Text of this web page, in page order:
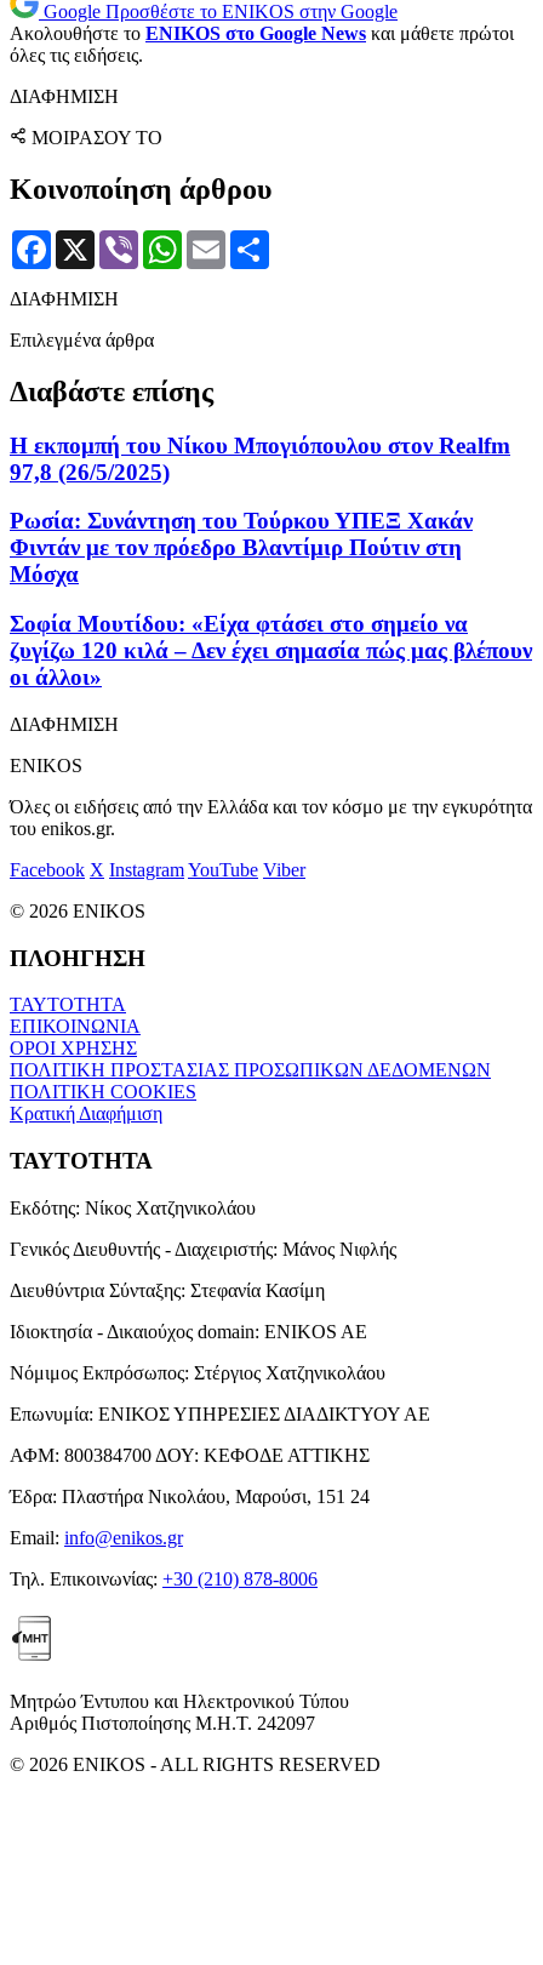
Google Προσθέστε το ENIKOS στην Google
Ακολουθήστε το ENIKOS στο Google News και μάθετε πρώτοι
όλες τις ειδήσεις.
ΔΙΑΦΗΜΙΣΗ
ΜΟΙΡΑΣΟΥ ΤΟ
Κοινοποίηση άρθρου
Facebook
X Viber WhatsApp
Email
ΔΙΑΦΗΜΙΣΗ
Επιλεγμένα άρθρα
Διαβάστε επίσης
Η εκπομπή τoυ Νίκου Μπογιόπουλου στον Realfm
97,8 (26/5/2025)
Ρωσία: Συνάντηση του Τούρκου ΥΠΕΞ Χακάν
Φιντάν με τον πρόεδρο Βλαντίμιρ Πούτιν στη
Μόσχα
Σοφία Μουτίδου: «Είχα φτάσει στο σημείο να
ζυγίζω 120 κιλά – Δεν έχει σημασία πώς μας βλέπουν
οι άλλοι»
ΔΙΑΦΗΜΙΣΗ
ENIKOS
Όλες οι ειδήσεις από την Ελλάδα και τον κόσμο με την εγκυρότητα
του enikos.gr.
Facebook X InstagramYouTube Viber
© 2026 ENIKOS
ΠΛΟΗΓΗΣΗ
ΤΑΥΤΟΤΗΤΑ
ΕΠΙΚΟΙΝΩΝΙΑ
ΟΡΟΙ ΧΡΗΣΗΣ
ΠΟΛΙΤΙΚΗ ΠΡΟΣΤΑΣΙΑΣ ΠΡΟΣΩΠΙΚΩΝ ΔΕΔΟΜΕΝΩΝ
ΠΟΛΙΤΙΚΗ COOKIES
Κρατική Διαφήμιση
ΤΑΥΤΟΤΗΤΑ
Εκδότης: Νίκος Χατζηνικολάου
Γενικός Διευθυντής - Διαχειριστής: Μάνος Νιφλής
Διευθύντρια Σύνταξης: Στεφανία Κασίμη
Ιδιοκτησία - Δικαιούχος domain: ENIKOS AE
Νόμιμος Εκπρόσωπος: Στέργιος Χατζηνικολάου
Επωνυμία: ΕΝΙΚΟΣ ΥΠΗΡΕΣΙΕΣ ΔΙΑΔΙΚΤΥΟΥ ΑΕ
ΑΦΜ: 800384700 ΔΟΥ: ΚΕΦΟΔΕ ΑΤΤΙΚΗΣ
Έδρα: Πλαστήρα Νικολάου, Μαρούσι, 151 24
Email: info@enikos.gr
Τηλ. Επικοινωνίας: +30 (210) 878-8006
Μητρώο Έντυπου και Ηλεκτρονικού Τύπου
Αριθμός Πιστοποίησης Μ.Η.Τ. 242097
© 2026 ENIKOS - ALL RIGHTS RESERVED